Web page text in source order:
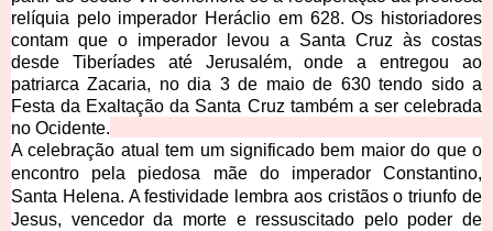
relíquia pelo imperador Heráclio em 628. Os historiadores
contam que o imperador levou a Santa Cruz às costas
desde Tiberíades até Jerusalém, onde a entregou ao
patriarca Zacaria, no dia 3 de maio de 630 tendo sido a
Festa da Exaltação da Santa Cruz também a ser celebrada
no Ocidente.
A celebração atual tem um significado bem maior do que o
encontro pela piedosa mãe do imperador Constantino,
Santa Helena. A festividade lembra aos cristãos o triunfo de
Jesus, vencedor da morte e ressuscitado pelo poder de